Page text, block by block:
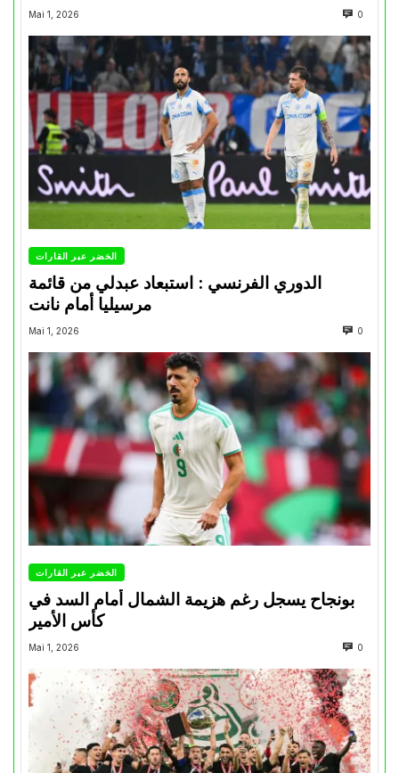
Mai 1, 2026 0
الخضر عبر القارات
الدوري الفرنسي : استبعاد عبدلي من قائمة
مرسيليا أمام نانت
Mai 1, 2026 0
الخضر عبر القارات
بونجاح يسجل رغم هزيمة الشمال أمام السد في
كأس الأمير
Mai 1, 2026 0